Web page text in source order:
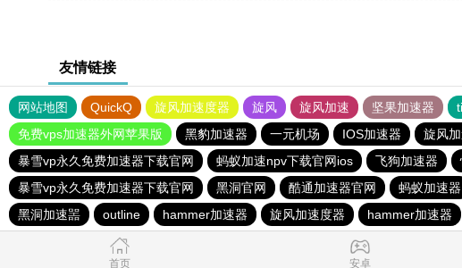
友情链接
网站地图 QuickQ 旋风加速度器 旋风 旋风加速 坚果加速器
免费vps加速器外网苹果版
黑豹加速器 一元机场 IOS加速器 旋风
暴雪vp永久免费加速器下载官网
蚂蚁加速npv下载官网ios 飞狗加速器
暴雪vp永久免费加速器下载官网
黑洞官网 酷通加速器官网 蚂蚁加速器
黑洞加速噐
outline hammer加速器 旋风加速度器 hammer加速器
首页 安卓